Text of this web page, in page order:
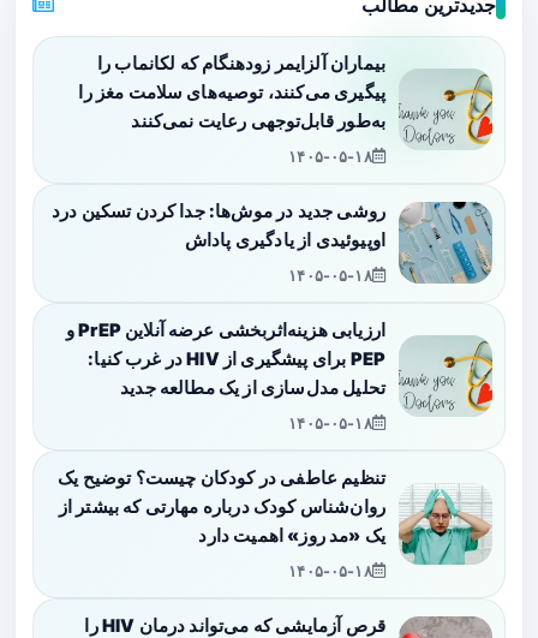
بیماران آلزایمر زودهنگام که لکانماب را
پیگیری می‌کنند، توصیه‌های سلامت مغز را
به‌طور قابل‌توجهی رعایت نمی‌کنند
۱۴۰۵-۰۵-۱۸
روشی جدید در موش‌ها: جدا کردن تسکین درد
اوپیوئیدی از یادگیری پاداش
۱۴۰۵-۰۵-۱۸
ارزیابی هزینه‌اثربخشی عرضه آنلاین PrEP و
PEP برای پیشگیری از HIV در غرب کنیا:
تحلیل مدل‌سازی از یک مطالعه جدید
۱۴۰۵-۰۵-۱۸
تنظیم عاطفی در کودکان چیست؟ توضیح یک
روان‌شناس کودک درباره مهارتی که بیشتر از
یک «مد روز» اهمیت دارد
۱۴۰۵-۰۵-۱۸
قرص آزمایشی که می‌تواند درمان HIV را